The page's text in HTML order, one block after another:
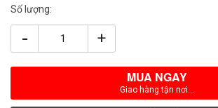
Số lượng:
- +
MUA NGAY
Giao hàng tận nơi...